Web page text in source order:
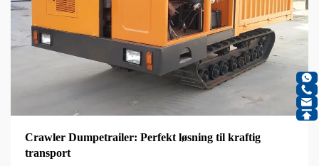
Crawler Dumpetrailer: Perfekt løsning til kraftig
transport